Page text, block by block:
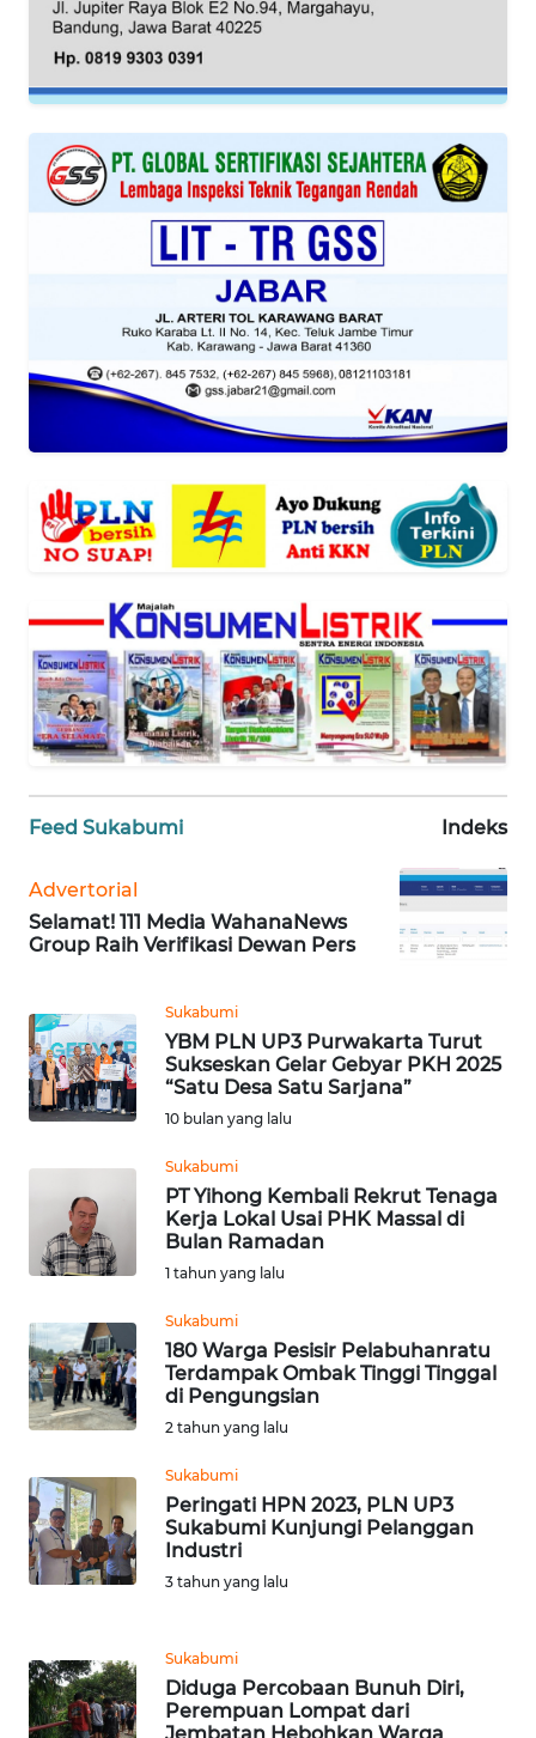
Feed Sukabumi Indeks
Advertorial
Selamat! 111 Media WahanaNews
Group Raih Verifikasi Dewan Pers
Sukabumi
YBM PLN UP3 Purwakarta Turut
Sukseskan Gelar Gebyar PKH 2025
“Satu Desa Satu Sarjana”
10 bulan yang lalu
Sukabumi
PT Yihong Kembali Rekrut Tenaga
Kerja Lokal Usai PHK Massal di
Bulan Ramadan
1 tahun yang lalu
Sukabumi
180 Warga Pesisir Pelabuhanratu
Terdampak Ombak Tinggi Tinggal
di Pengungsian
2 tahun yang lalu
Sukabumi
Peringati HPN 2023, PLN UP3
Sukabumi Kunjungi Pelanggan
Industri
3 tahun yang lalu
Sukabumi
Diduga Percobaan Bunuh Diri,
Perempuan Lompat dari
Wahana
Regional
WN
SUMUT
WN
WN
NTT
WN
PAPUA
WN
RIAU
WN
WN
JAMBI
WN
NTB
SULTENG
WN
SULBAR
WN
BABEL
WN
WN
SUMSEL